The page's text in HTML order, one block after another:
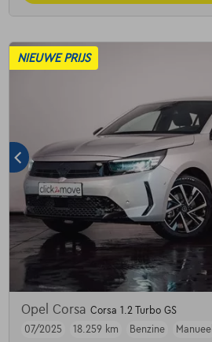
NIEUWE PRIJS
Opel Corsa Corsa 1.2 Turbo GS
07/2025
18.259 km Benzine Manueel